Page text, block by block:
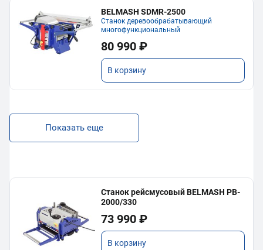
BELMASH SDMR-2500
Станок деревообрабатывающий
многофункциональный
80 990 ₽
В корзину
Показать еще
Станок рейсмусовый BELMASH PB-
2000/330
73 990 ₽
В корзину